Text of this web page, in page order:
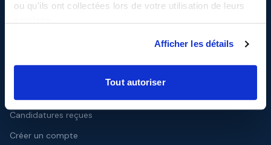
ou qu'ils ont collectées lors de votre utilisation de leurs
Afficher les détails
Tout autoriser
Mes alertes
Candidatures reçues
Créer un compte